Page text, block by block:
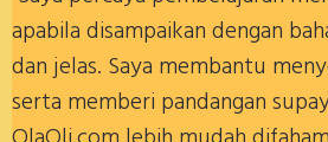
apabila disampaikan dengan
dan jelas. Saya membantu
serta memberi pandangan